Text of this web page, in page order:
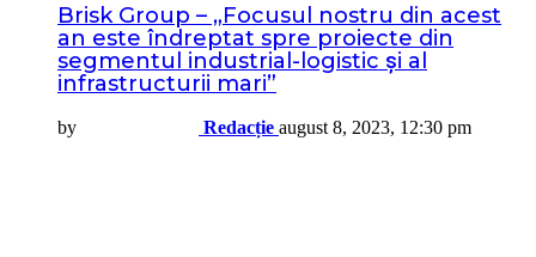
Brisk Group – „Focusul nostru din acest
an este îndreptat spre proiecte din
segmentul industrial-logistic și al
infrastructurii mari”
by Redacție august 8, 2023, 12:30 pm